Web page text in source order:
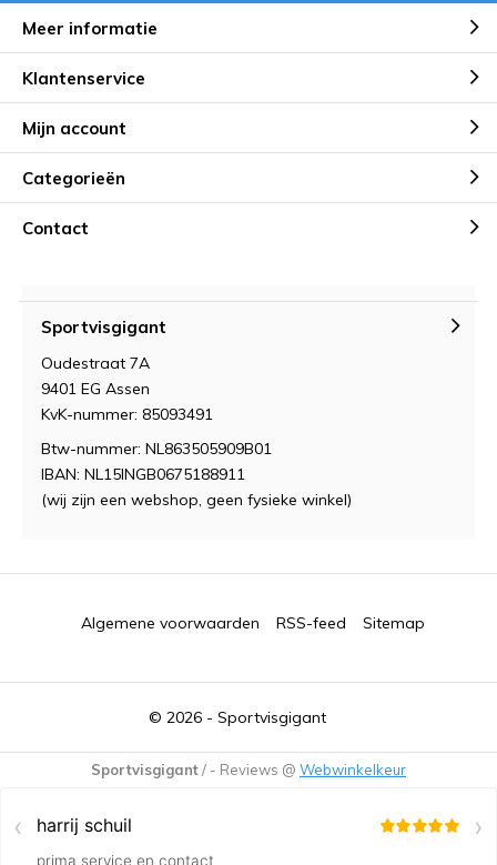
Meer informatie
Klantenservice
Mijn account
Categorieën
Contact
Sportvisgigant
Oudestraat 7A
9401 EG Assen
KvK-nummer: 85093491
Btw-nummer: NL863505909B01
IBAN: NL15INGB0675188911
(wij zijn een webshop, geen fysieke winkel)
© 2026 - Sportvisgigant
Algemene voorwaarden RSS-feed Sitemap
Sportvisgigant/ - Reviews @ Webwinkelkeur